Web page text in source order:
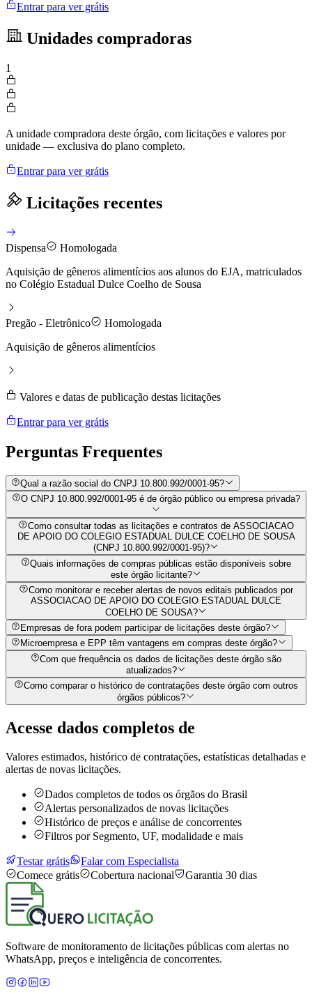
Entrar para ver grátis
Unidades compradoras
1
A unidade compradora deste órgão, com licitações e valores por
unidade — exclusiva do plano completo.
Entrar para ver grátis
Licitações recentes
Dispensa
Homologada
Aquisição de gêneros alimentícios aos alunos do EJA, matriculados
no Colégio Estadual Dulce Coelho de Sousa
Pregão - Eletrônico
Homologada
Aquisição de gêneros alimentícios
Valores e datas de publicação destas licitações
Entrar para ver grátis
Perguntas Frequentes
Qual a razão social do CNPJ 10.800.992/0001-95?
O CNPJ 10.800.992/0001-95 é de órgão público ou empresa privada?
Como consultar todas as licitações e contratos de ASSOCIACAO
DE APOIO DO COLEGIO ESTADUAL DULCE COELHO DE SOUSA
(CNPJ 10.800.992/0001-95)?
Quais informações de compras públicas estão disponíveis sobre
este órgão licitante?
Como monitorar e receber alertas de novos editais publicados por
ASSOCIACAO DE APOIO DO COLEGIO ESTADUAL DULCE
COELHO DE SOUSA?
Empresas de fora podem participar de licitações deste órgão?
Microempresa e EPP têm vantagens em compras deste órgão?
Com que frequência os dados de licitações deste órgão são
atualizados?
Como comparar o histórico de contratações deste órgão com outros
órgãos públicos?
Acesse dados completos de
Valores estimados, histórico de contratações, estatísticas detalhadas e
alertas de novas licitações.
Dados completos de todos os órgãos do Brasil
Alertas personalizados de novas licitações
Histórico de preços e análise de concorrentes
Filtros por Segmento, UF, modalidade e mais
Testar grátis
Falar com Especialista
Comece grátis
Cobertura nacional Garantia 30 dias
Software de monitoramento de licitações públicas com alertas no
WhatsApp, preços e inteligência de concorrentes.